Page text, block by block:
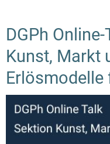
DGPh
Kunst, Markt